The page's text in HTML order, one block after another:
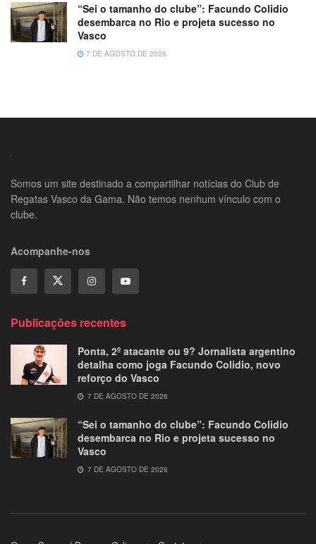
“Sei o tamanho do clube”: Facundo Colidio
desembarca no Rio e projeta sucesso no
Vasco
7 DE AGOSTO DE 2026
Somos um site destinado a compartilhar notícias do Club de
Regatas Vasco da Gama. Não temos nenhum vínculo com o
clube.
Acompanhe-nos
Publicações recentes
Ponta, 2º atacante ou 9? Jornalista argentino
detalha como joga Facundo Colidio, novo
reforço do Vasco
7 DE AGOSTO DE 2026
“Sei o tamanho do clube”: Facundo Colidio
desembarca no Rio e projeta sucesso no
Vasco
7 DE AGOSTO DE 2026